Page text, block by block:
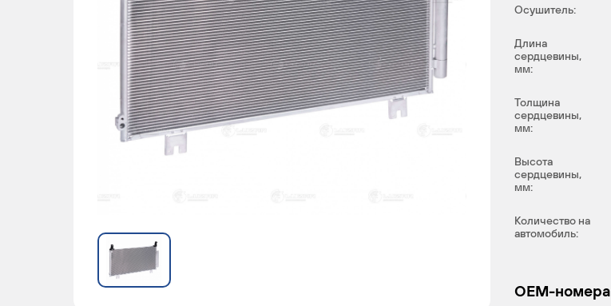
Осушитель:
Длина
сердцевины,
мм:
Толщина
сердцевины,
мм:
Высота
сердцевины,
мм:
Количество на
автомобиль:
OEM-номера